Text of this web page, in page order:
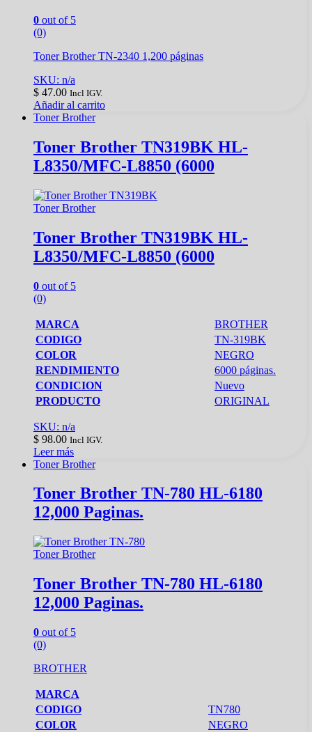
0 out of 5
(0)
Toner Brother TN-2340 1,200 páginas
SKU: n/a
$ 47.00 Incl IGV.
Añadir al carrito
Toner Brother
Toner Brother TN319BK HL-
L8350/MFC-L8850 (6000
Toner Brother
Toner Brother TN319BK HL-
L8350/MFC-L8850 (6000
0 out of 5
(0)
MARCA
BROTHER
CODIGO
TN-319BK
COLOR
NEGRO
RENDIMIENTO
6000 páginas.
CONDICION
Nuevo
PRODUCTO
ORIGINAL
SKU: n/a
$ 98.00 Incl IGV.
Leer más
Toner Brother
Toner Brother TN-780 HL-6180
12,000 Paginas.
Toner Brother
Toner Brother TN-780 HL-6180
12,000 Paginas.
0 out of 5
(0)
BROTHER
MARCA
CODIGO
TN780
COLOR
NEGRO